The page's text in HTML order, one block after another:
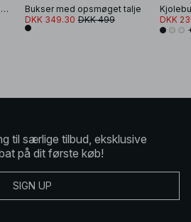
Højtaljede habitbukser med brede ben
Bukser med opsmøget talje
DKK 349.30 DKK 499
DKK
til særlige tilbud, eksklusive
på dit første køb!
SIGN UP